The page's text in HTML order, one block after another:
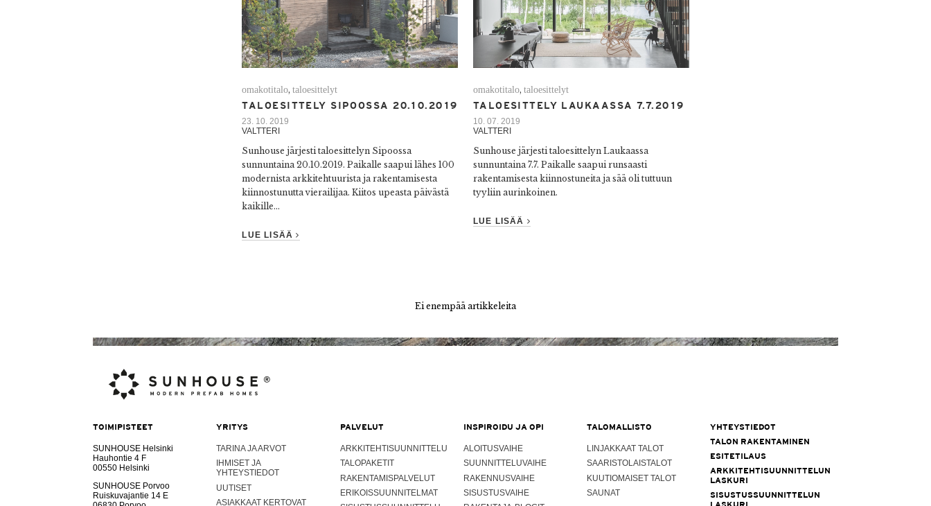
omakotitalo,taloesittelyt
TALOESITTELY SIPOOSSA 20.10.2019
23. 10. 2019
VALTTERI
Sunhouse järjesti taloesittelyn Sipoossa
sunnuntaina 20.10.2019. Paikalle saapui lähes 100
modernista arkkitehtuurista ja rakentamisesta
kiinnostunutta vierailijaa. Kiitos upeasta päivästä
kaikille...
LUE LISÄÄ
omakotitalo, taloesittelyt
TALOESITTELY LAUKAASSA 7.7.2019
10. 07. 2019
VALTTERI
Sunhouse järjesti taloesittelyn Laukaassa
sunnuntaina 7.7. Paikalle saapui runsaasti
rakentamisesta kiinnostuneita ja sää oli tuttuun
tyyliin aurinkoinen.
LUE LISÄÄ
Ei enempää artikkeleita
TOIMIPISTEET
SUNHOUSE Helsinki
Hauhontie 4 F
00550 Helsinki
SUNHOUSE Porvoo
Ruiskuvajantie 14 E
YRITYS
TARINA JA ARVOT
IHMISET JA
YHTEYSTIEDOT
UUTISET
ASIAKKAAT KERTOVAT
PALVELUT
ARKKITEHTISUUNNITTELU
TALOPAKETIT
RAKENTAMISPALVELUT
ERIKOISSUUNNITELMAT
INSPIROIDU JA OPI
ALOITUSVAIHE
SUUNNITTELUVAIHE
RAKENNUSVAIHE
SISUSTUSVAIHE
TALOMALLISTO
LINJAKKAAT TALOT
SAARISTOLAISTALOT
KUUTIOMAISET TALOT
SAUNAT
YHTEYSTIEDOT
TALON RAKENTAMINEN
ESITETILAUS
ARKKITEHTISUUNNITTELUN
LASKURI
SISUSTUSSUUNNITTELUN